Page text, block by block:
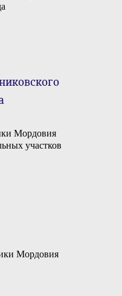
Мордовия
участков
Мордовия